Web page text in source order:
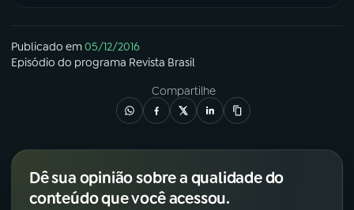
Publicado em05/12/2016
Episódio do programa Revista Brasil
Compartilhe
Dê sua opinião sobre a qualidade do
conteúdo que você acessou.